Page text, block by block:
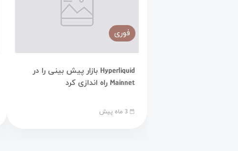
فوری
Hyperliquid بازار پیش بینی را در
Mainnet راه اندازی کرد
date_range 3 ماه پیش